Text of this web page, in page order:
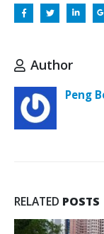
Author
Peng
RELATED POSTS